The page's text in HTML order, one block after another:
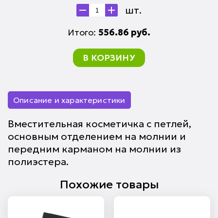
шт.
Итого: 556.86 руб.
В КОРЗИНУ
Описание и характеристики
Вместительная косметичка с петлей,
основным отделением на молнии и
передним карманом на молнии из
полиэстера.
Похожие товары